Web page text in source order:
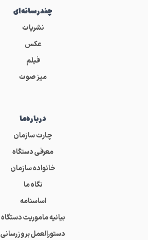
چندرسانه‌ای
نشریات
عکس
فیلم
میز صوت
درباره‌ما
چارت سازمان
معرفی دستگاه
خانواده سازمان
نگاه ما
اساسنامه
بیانیه ماموریت دستگاه
دستورالعمل بروزرسانی